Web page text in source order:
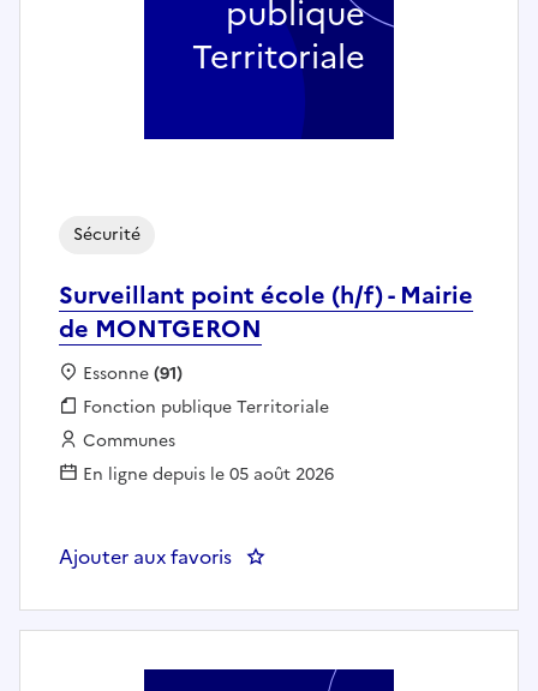
Surveillant point école (h/f) - Mairie
de MONTGERON
Sécurité
Localisation :
Essonne(91)
Fonction publique :
Fonction publique Territoriale
Employeur :
Communes
En ligne depuis le 05 août 2026
Ajouter aux favoris : Surveillant point école (h/f) -
publique
Territoriale